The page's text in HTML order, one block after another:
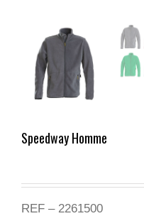
Speedway Homme
REF – 2261500